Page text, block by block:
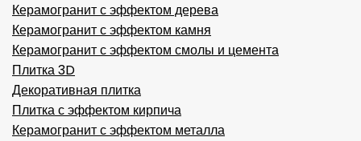
Керамогранит с эффектом дерева
Керамогранит с эффектом камня
Керамогранит с эффектом смолы и цемента
Плитка 3D
Декоративная плитка
Плитка с эффектом кирпича
Керамогранит с эффектом металла